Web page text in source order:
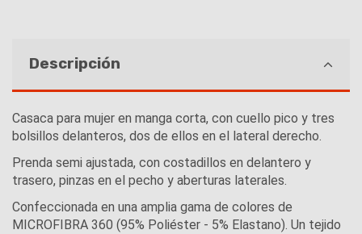
Descripción
Casaca para mujer en manga corta, con cuello pico y tres
bolsillos delanteros, dos de ellos en el lateral derecho.
Prenda semi ajustada, con costadillos en delantero y
trasero, pinzas en el pecho y aberturas laterales.
Confeccionada en una amplia gama de colores de
MICROFIBRA 360 (95% Poliéster - 5% Elastano). Un tejido